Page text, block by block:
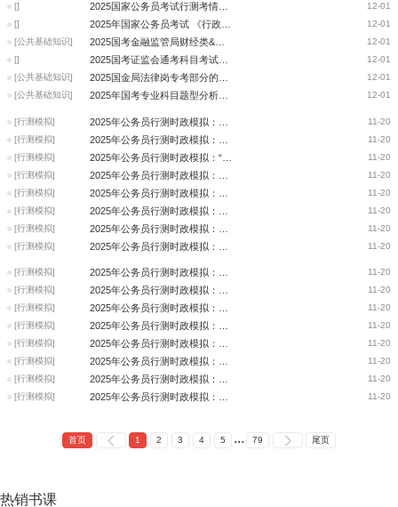
12-01
[]
12-01
[]
12-01
[公共基础知识]
12-01
[]
12-01
[公共基础知识]
12-01
[公共基础知识]
11-20
[行测模拟]
11-20
[行测模拟]
11-20
[行测模拟]
11-20
[行测模拟]
11-20
[行测模拟]
11-20
[行测模拟]
11-20
[行测模拟]
11-20
[行测模拟]
11-20
[行测模拟]
11-20
[行测模拟]
11-20
[行测模拟]
11-20
[行测模拟]
11-20
[行测模拟]
11-20
[行测模拟]
11-20
[行测模拟]
11-20
[行测模拟]
首页 1 2 3 4 5 ... 79 尾页
热销书课